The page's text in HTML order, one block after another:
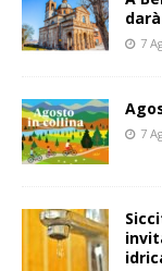
7
7